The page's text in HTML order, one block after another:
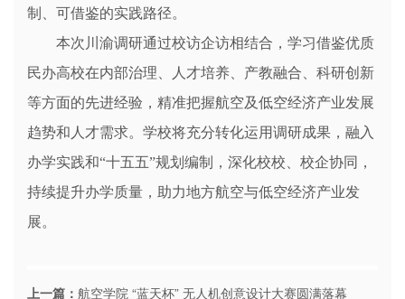
制、可借鉴的实践路径。
本次川渝调研通过校访企访相结合，学习借鉴优质
民办高校在内部治理、人才培养、产教融合、科研创新
等方面的先进经验，精准把握航空及低空经济产业发展
趋势和人才需求。学校将充分转化运用调研成果，融入
办学实践和“十五五”规划编制，深化校校、校企协同，
持续提升办学质量，助力地方航空与低空经济产业发
展。
上一篇： 航空学院 “蓝天杯” 无人机创意设计大赛圆满落幕